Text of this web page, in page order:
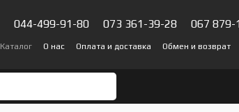
044-499-91-80 073 361-39-28 067 879-
Каталог О нас Оплата и доставка Обмен и возврат